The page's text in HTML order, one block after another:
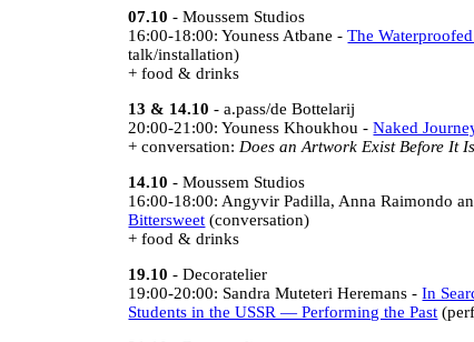
07.10 - Moussem Studios
16:00-18:00: Youness Atbane -The
talk/installation)
+ food & drinks
13 & 14.10 - a.pass/de Bottelarij
20:00-21:00: Youness Khoukhou -Naked
+ conversation: Does an Artwork Exist Before It
14.10 - Moussem Studios
16:00-18:00: Angyvir Padilla, Anna Raimondo
Bittersweet (conversation)
+ food & drinks
19.10 - Decoratelier
19:00-20:00: Sandra Muteteri Heremans -In
Students in the USSR — Performing the Past